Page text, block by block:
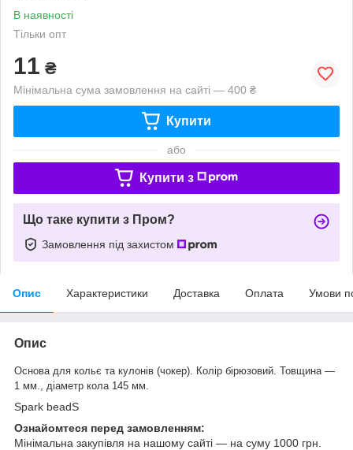
В наявності
Тільки опт
11 ₴
Мінімальна сума замовлення на сайті — 400 ₴
Купити
або
Купити з
Що таке купити з Пром?
Замовлення під захистом
Опис Характеристики Доставка Оплата Умови
Опис
Основа для кольє та кулонів (чокер). Колір бірюзовий. Товщина —
1 мм., діаметр кола 145 мм.
Spark beadS
Ознайомтеся перед замовленням:
Мінімальна закупівля на нашому сайті — на суму 1000 грн.